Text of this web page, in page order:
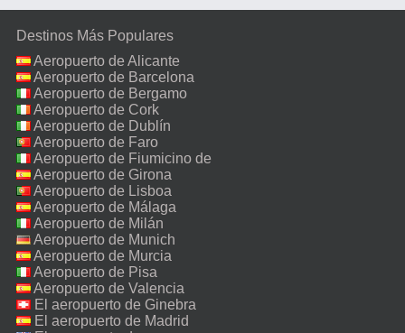
Destinos Más Populares
Aeropuerto de Alicante
Aeropuerto de Barcelona
Aeropuerto de Bergamo
Aeropuerto de Cork
Aeropuerto de Dublín
Aeropuerto de Faro
Aeropuerto de Fiumicino de
Roma
Aeropuerto de Girona
Aeropuerto de Lisboa
Aeropuerto de Málaga
Aeropuerto de Milán
Malpensa
Aeropuerto de Munich
Aeropuerto de Murcia
Aeropuerto de Pisa
Aeropuerto de Valencia
El aeropuerto de Ginebra
El aeropuerto de Madrid